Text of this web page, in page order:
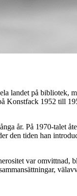
landet på bibliotek,
1952 till
år. På 1970-talet
den tiden han
var omvittnad,